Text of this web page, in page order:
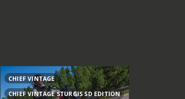
CHIEF VINTAGE
CHIEF VINTAGE STURGIS SD EDITION